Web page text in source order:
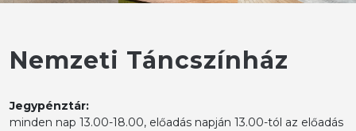
Nemzeti Táncszínház
Jegypénztár:
minden nap 13.00-18.00, előadás napján 13.00-tól az előadás